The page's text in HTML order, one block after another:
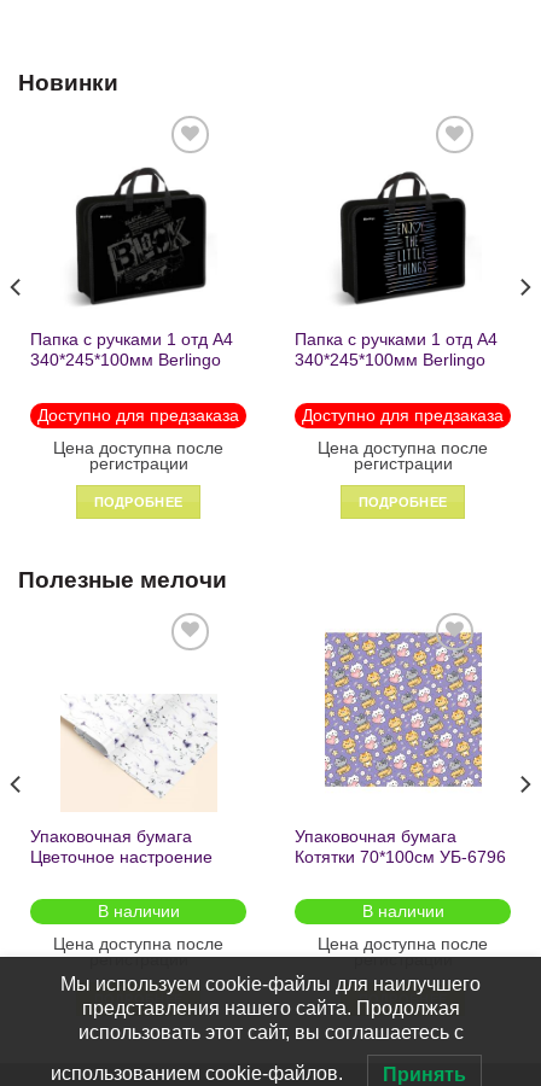
Новинки
Добавить
в список
желаний
Папка с ручками 1 отд А4
340*245*100мм Berlingo
молнии1246
Доступно для предзаказа
Цена доступна после
регистрации
ПОДРОБНЕЕ
Добавить
в список
желаний
Папка с ручками 1 отд А4
340*245*100мм Berlingo
пластик на молнии 1215
Доступно для предзаказа
Цена доступна после
регистрации
ПОДРОБНЕЕ
Полезные мелочи
желаний
Упаковочная бумага
Цветочное настроение
2шт/
В наличии
Цена доступна после
регистрации
ПОДРОБНЕЕ
Добавить
в список
желаний
Упаковочная бумага
Котятки 70*100см УБ-6796
В наличии
Цена доступна после
регистрации
ПОДРОБНЕЕ
Мы используем cookie-файлы для наилучшего
представления нашего сайта. Продолжая
использовать этот сайт, вы соглашаетесь с
использованием cookie-файлов. Принять